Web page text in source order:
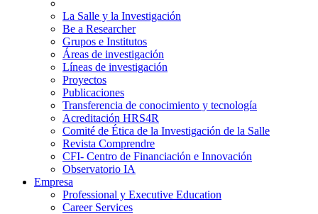
La Salle y la Investigación
Be a Researcher
Grupos e Institutos
Áreas de investigación
Líneas de investigación
Proyectos
Publicaciones
Transferencia de conocimiento y tecnología
Acreditación HRS4R
Comité de Ética de la Investigación de la Salle
Revista Comprendre
CFI- Centro de Financiación e Innovación
Observatorio IA
Empresa
Professional y Executive Education
Career Services